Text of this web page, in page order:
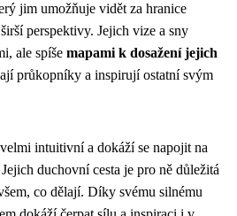
jim umožňuje vidět za hranice
perspektivy. Jejich vize a sny
ale spíše mapami k dosažení jejich
průkopníky a inspirují ostatní svým
intuitivní a dokáží se napojit na
duchovní cesta je pro ně důležitá
co dělají. Díky svému silnému